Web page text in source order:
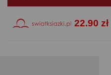
22.90 zł